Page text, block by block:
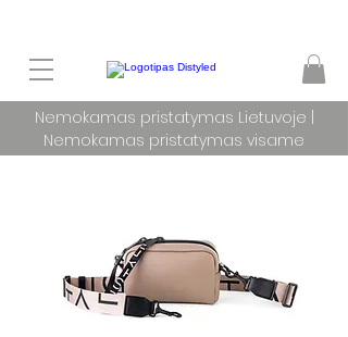
Nemokamas pristatymas Lietuvoje |
Nemokamas pristatymas visame